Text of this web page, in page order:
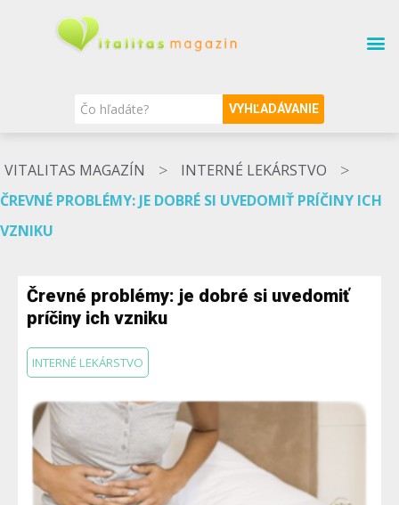
VYHĽADÁVANIE
VITALITAS MAGAZÍN > INTERNÉ LEKÁRSTVO >
ČREVNÉ PROBLÉMY: JE DOBRÉ SI UVEDOMIŤ PRÍČINY ICH
VZNIKU
Črevné problémy: je dobré si uvedomiť
príčiny ich vzniku
INTERNÉ LEKÁRSTVO